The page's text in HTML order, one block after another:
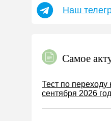
УСН
Земельный
Налог на
Торговый сбор
Наш
Самое
Тест по
сентября 2026